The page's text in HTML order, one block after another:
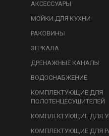
АКСЕССУАРЫ
МОЙКИ ДЛЯ КУХНИ
РАКОВИНЫ
ЗЕРКАЛА
ДРЕНАЖНЫЕ КАНАЛЫ
ВОДОСНАБЖЕНИЕ
КОМПЛЕКТУЮЩИЕ ДЛЯ
ПОЛОТЕНЦЕСУШИТЕЛЕЙ
КОМПЛЕКТУЮЩИЕ ДЛЯ
КОМПЛЕКТУЮЩИЕ ДЛЯ